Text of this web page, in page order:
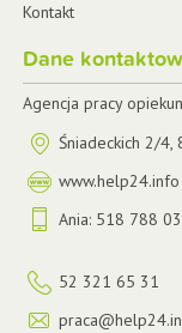
Kontakt
Dane
Agencja pracy
Śniadeckich 2/4,
www.help24.info
Ania: 518 788
52 321 65 31